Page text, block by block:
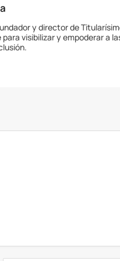
y director de
visibilizar y empoderar a